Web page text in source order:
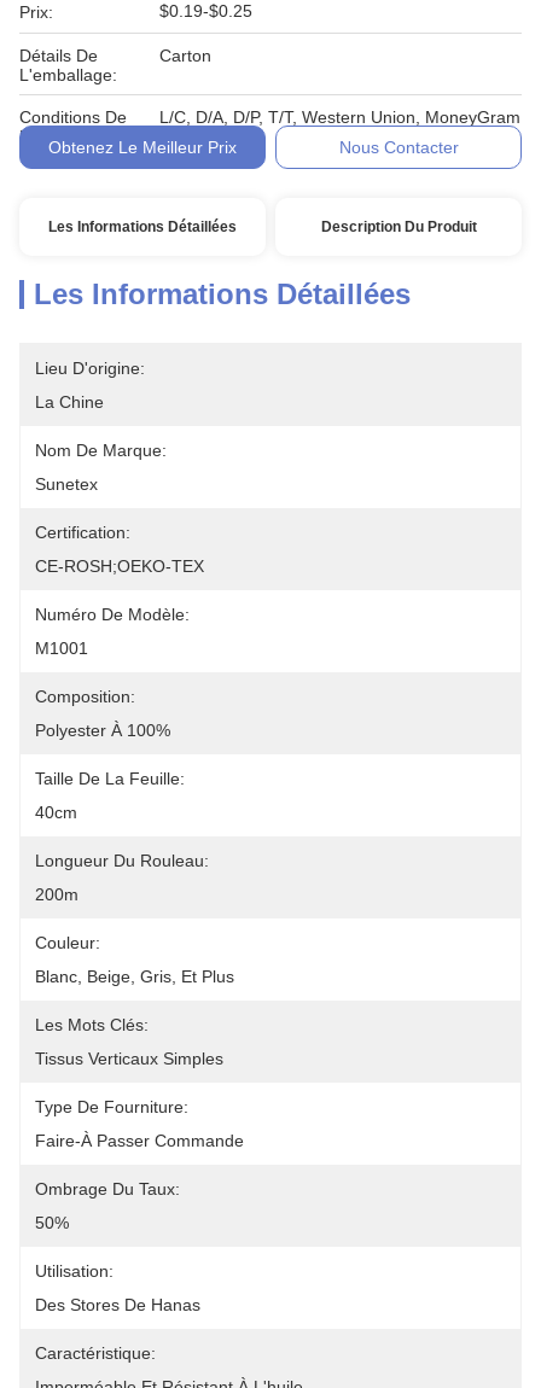
Prix: $0.19-$0.25
Détails De
L'emballage:
Carton
Conditions De
Paiement:
L/C, D/A, D/P, T/T, Western Union, MoneyGram
Obtenez Le Meilleur Prix
Nous Contacter
Les Informations Détaillées Description Du Produit
Les Informations Détaillées
Lieu D'origine:
La Chine
Nom De Marque:
Sunetex
Certification:
CE-ROSH;OEKO-TEX
Numéro De Modèle:
M1001
Composition:
Polyester À 100%
Taille De La Feuille:
40cm
Longueur Du Rouleau:
200m
Couleur:
Blanc, Beige, Gris, Et Plus
Les Mots Clés:
Tissus Verticaux Simples
Type De Fourniture:
Faire-À Passer Commande
Ombrage Du Taux:
50%
Utilisation:
Des Stores De Hanas
Caractéristique: